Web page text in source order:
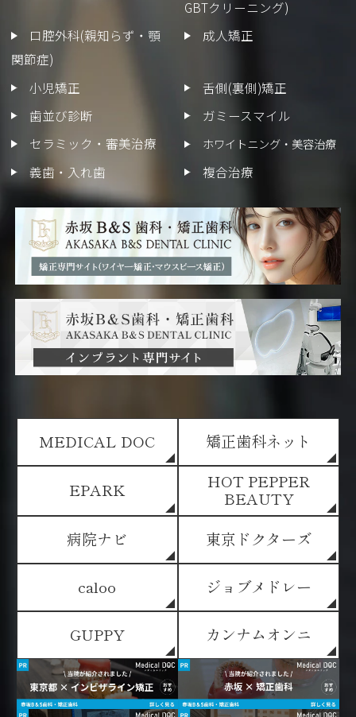
GBTクリーニング)
口腔外科(親知らず・顎
関節症)
成人矯正
小児矯正
舌側(裏側)矯正
歯並び診断
ガミースマイル
セラミック・審美治療
ホワイトニング・美容治療
義歯・入れ歯 複合治療
MEDICAL DOC 矯正歯科ネット
EPARK
HOT PEPPER
BEAUTY
病院ナビ 東京ドクターズ
caloo ジョブメドレー
GUPPY カンナムオンニ